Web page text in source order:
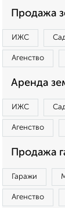
Продажа
ИЖС
Агенство
Аренда
ИЖС
Агенство
Продажа
Гаражи
Агенство